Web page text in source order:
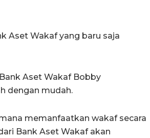
Aset Wakaf yang baru saja
Aset Wakaf Bobby
dengan mudah.
memanfaatkan wakaf secara
Bank Aset Wakaf akan